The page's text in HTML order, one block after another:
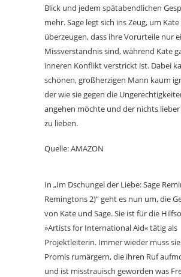
Blick und jedem spätabendlichen
mehr. Sage legt sich ins Zeug, um
überzeugen, dass ihre Vorurteile nur
Missverständnis sind, während Kate
inneren Konflikt verstrickt ist. Dabei
schönen, großherzigen Mann kaum
der wie sie gegen die
angehen möchte und der nichts lieber
zu lieben.
Quelle: AMAZON
In „Im Dschungel der Liebe: Sage
Remingtons 2)“ geht es nun um, die
von Kate und Sage. Sie ist für die
»Artists for International Aid« tätig als
Projektleiterin. Immer wieder muss
Promis rumärgern, die ihren Ruf
und ist misstrauisch geworden was